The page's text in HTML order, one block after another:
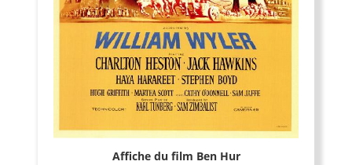
Affiche du film Ben Hur